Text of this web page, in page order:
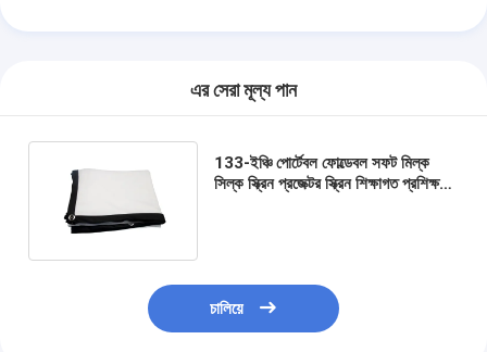
এর সেরা মূল্য পান
133-ইঞ্চি পোর্টেবল ফোল্ডেবল সফট মিল্ক
সিল্ক স্ক্রিন প্রজেক্টর স্ক্রিন শিক্ষাগত প্রশিক্ষণ
চালিয়ে